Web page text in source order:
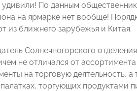
удивили! По данным
на ярмарке нет вообще!
из ближнего зарубежья и Китая.
Солнечногорского
не отличался от
на торговую деятельность,
торгующих продуктами